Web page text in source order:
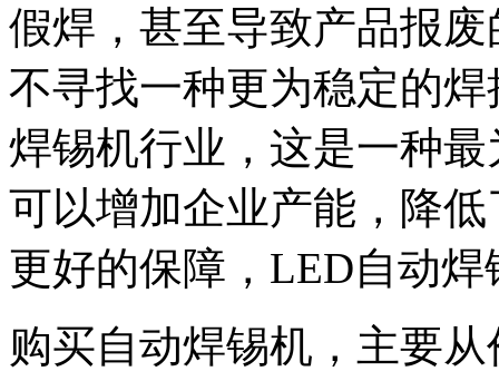
假焊，甚至导致产品报
不寻找一种更为稳定的
焊锡机行业，这是一种
可以增加企业产能，降
更好的保障，LED自动
购买自动焊锡机，主要